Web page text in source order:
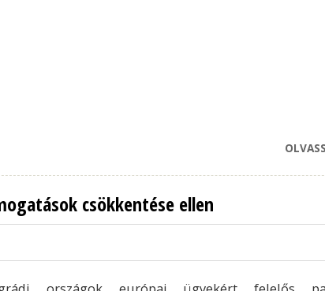
csökkentése ellen